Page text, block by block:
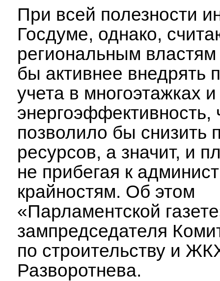
При всей полезности
Госдуме, однако,
региональным
бы активнее внедрять
учета в многоэтажках
энергоэффективность,
позволило бы снизить
ресурсов, а значит, и
не прибегая к
крайностям. Об этом
«Парламентской
зампредседателя
по строительству и
Разворотнева.